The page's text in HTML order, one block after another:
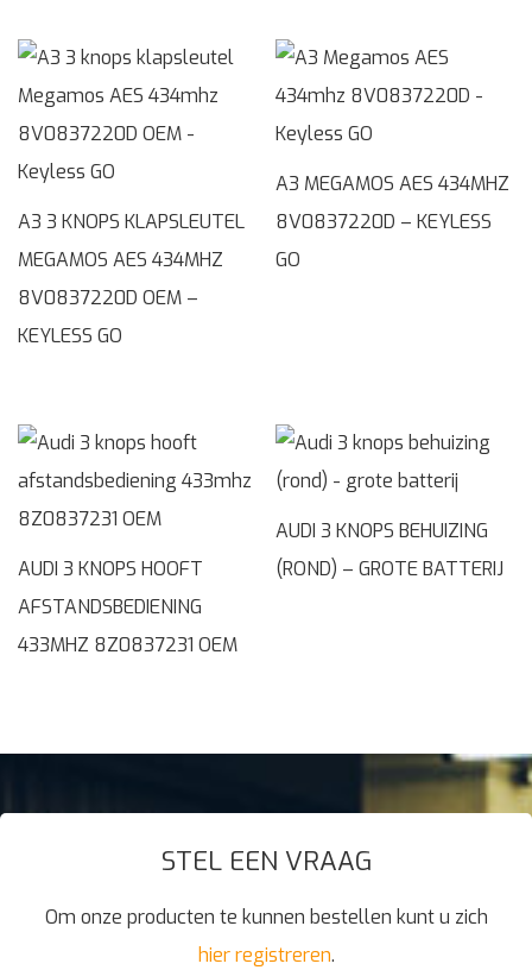
A3 3 KNOPS KLAPSLEUTEL
MEGAMOS AES 434MHZ
8V0837220D OEM –
KEYLESS GO
A3 MEGAMOS AES 434MHZ
8V0837220D – KEYLESS
GO
AUDI 3 KNOPS HOOFT
AFSTANDSBEDIENING
433MHZ 8Z0837231 OEM
AUDI 3 KNOPS BEHUIZING
(ROND) – GROTE BATTERIJ
STEL EEN VRAAG
Om onze producten te kunnen bestellen kunt u zich
hier registreren.